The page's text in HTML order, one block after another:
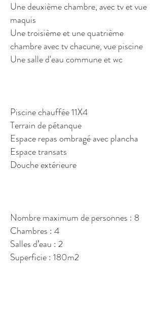
Une deuxième chambre, avec tv et vue
maquis
Une troisième et une quatrième
chambre avec tv chacune, vue piscine
Une salle d'eau commune et wc
Piscine chauffée 11X4
Terrain de pétanque
Espace repas ombragé avec plancha
Espace transats
Douche extérieure
Nombre maximum de personnes : 8
Chambres : 4
Salles d’eau : 2
Superficie : 180m2